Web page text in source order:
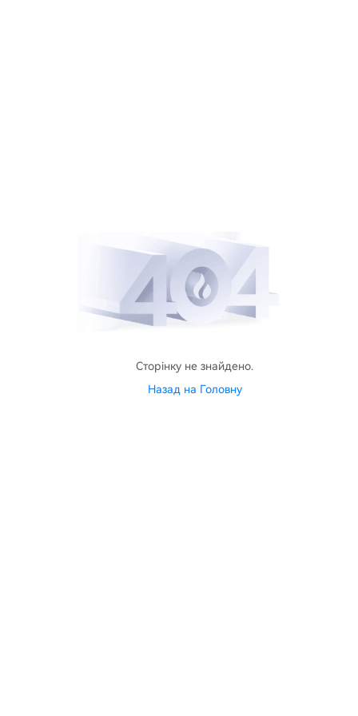
Сторінку не знайдено.
Назад на Головну